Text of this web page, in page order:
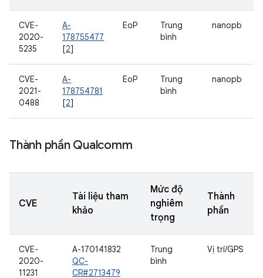
CVE-
2020-
5235
A-
178755477
[2]
EoP
Trung
bình
nanopb
CVE-
2021-
0488
A-
178754781
[2]
EoP
Trung
bình
nanopb
Thành phần Qualcomm
CVE
Tài liệu tham
khảo
Mức độ
nghiêm
trọng
Thành
phần
CVE-
2020-
11231
A-170141832
QC-
CR#2713479
Trung
bình
Vị trí/GPS